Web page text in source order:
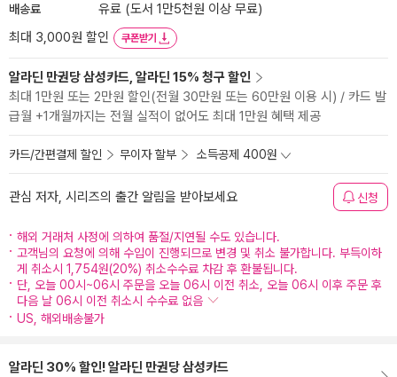
배송료
유료 (도서 1만5천원 이상 무료)
최대 3,000원 할인
쿠폰받기
알라딘 만권당 삼성카드, 알라딘 15% 청구 할인
최대 1만원 또는 2만원 할인(전월 30만원 또는 60만원 이용 시) / 카드 발
급월 +1개월까지는 전월 실적이 없어도 최대 1만원 혜택 제공
카드/간편결제 할인 무이자 할부 소득공제 400원
관심 저자, 시리즈의 출간 알림을 받아보세요 신청
해외 거래처 사정에 의하여 품절/지연될 수도 있습니다.
고객님의 요청에 의해 수입이 진행되므로 변경 및 취소 불가합니다. 부득이하
게 취소시 1,754원(20%) 취소수수료 차감 후 환불됩니다.
단, 오늘 00시~06시 주문을 오늘 06시 이전 취소, 오늘 06시 이후 주문 후
다음 날 06시 이전 취소시 수수료 없음
US, 해외배송불가
알라딘 30% 할인! 알라딘 만권당 삼성카드